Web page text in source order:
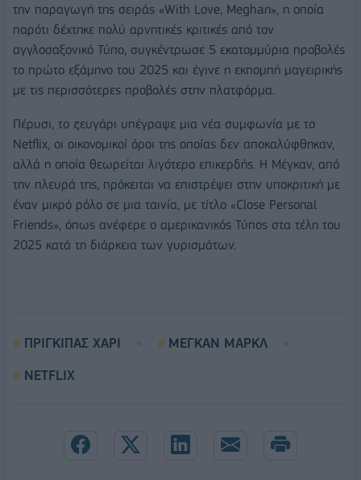
την παραγωγή της σειράς «With Love, Meghan», η οποία
παρότι δέχτηκε πολύ αρνητικές κριτικές από τον
αγγλοσαξονικό Τύπο, συγκέντρωσε 5 εκατομμύρια προβολές
το πρώτο εξάμηνο του 2025 και έγινε η εκπομπή μαγειρικής
με τις περισσότερες προβολές στην πλατφόρμα.
Πέρυσι, το ζευγάρι υπέγραψε μια νέα συμφωνία με το
Netflix, οι οικονομικοί όροι της οποίας δεν αποκαλύφθηκαν,
αλλά η οποία θεωρείται λιγότερο επικερδής. Η Μέγκαν, από
την πλευρά της, πρόκειται να επιστρέψει στην υποκριτική με
έναν μικρό ρόλο σε μια ταινία, με τίτλο «Close Personal
Friends», όπως ανέφερε ο αμερικανικός Τύπος στα τέλη του
2025 κατά τη διάρκεια των γυρισμάτων.
ΠΡΙΓΚΙΠΑΣ ΧΑΡΙ
ΜΕΓΚΑΝ ΜΑΡΚΛ
NETFLIX